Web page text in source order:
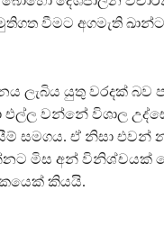
වීමට අගමැති ඛාන්ට
ලැබිය යුතු වරදක් බව
එල්ල වන්නේ විශාල
සමගය. ඒ නිසා
මිස අන් විනිශ්චයක්
කියයි.